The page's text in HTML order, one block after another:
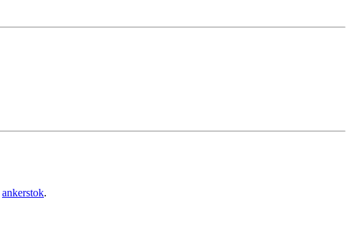
ankerstok.